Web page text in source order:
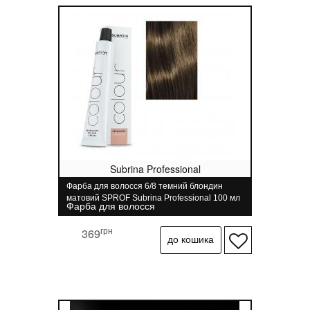
Subrina Professional
Фарба для волосся 6/8 темний блондин
матовий SPROF Subrina Professional 100 мл
Фарба для волосся
369грн